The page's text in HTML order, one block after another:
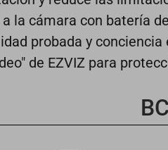
la cámara con batería
probada y
de EZVIZ para